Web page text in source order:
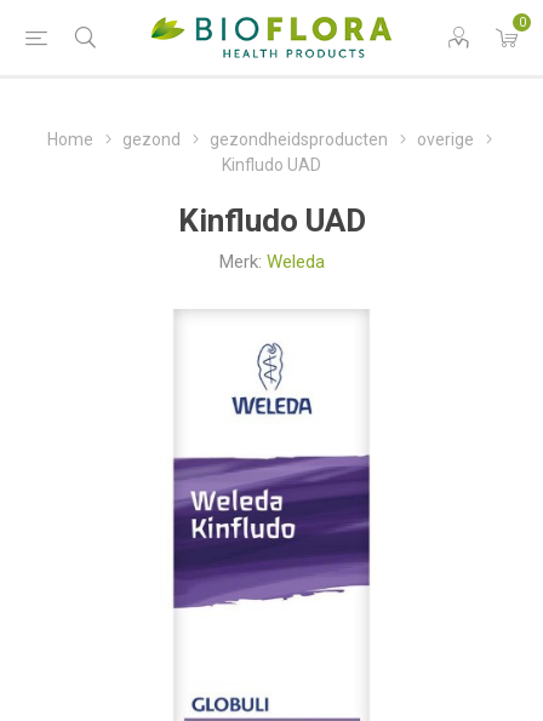
0
Home gezond gezondheidsproducten
overige
Kinfludo UAD
Kinfludo UAD
Merk: Weleda